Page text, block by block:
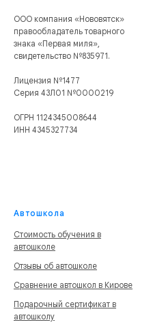
ООО компания «Нововятск»
правообладатель товарного
знака «Первая миля»,
свидетельство №835971.
Лицензия №1477
Серия 43Л01 №0000219
ОГРН 1124345008644
ИНН 4345327734
Автошкола
Стоимость обучения в
автошколе
Отзывы об автошколе
Сравнение автошкол в Кирове
Подарочный сертификат в
автошколу